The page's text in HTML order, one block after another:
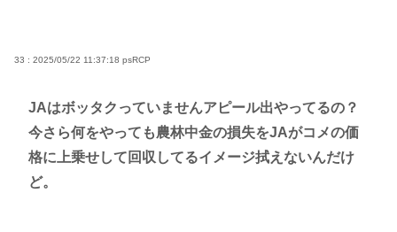
33 : 2025/05/22 11:37:18 psRCP
JAはボッタクっていませんアピール出やってるの？
今さら何をやっても農林中金の損失をJAがコメの価
格に上乗せして回収してるイメージ拭えないんだけ
ど。